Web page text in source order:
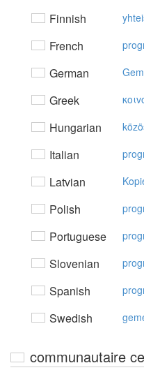
Finnish
French
German
Greek
Hungarian
Italian
Latvian
Polish
Portuguese
Slovenian
Spanish
Swedish
communautaire